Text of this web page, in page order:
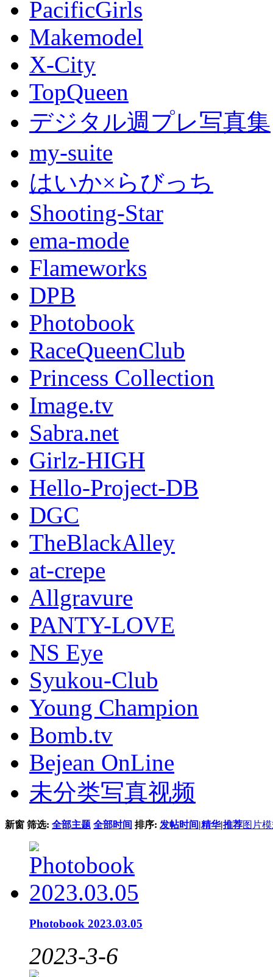
PacificGirls
Makemodel
X-City
TopQueen
デジタル週プレ写真集
my-suite
はいか×らびっち
Shooting-Star
ema-mode
Flameworks
DPB
Photobook
RaceQueenClub
Princess Collection
Image.tv
Sabra.net
Girlz-HIGH
Hello-Project-DB
DGC
TheBlackAlley
at-crepe
Allgravure
PANTY-LOVE
NS Eye
Syukou-Club
Young Champion
Bomb.tv
Bejean OnLine
未分类写真视频
新窗 筛选: 全部主题 全部时间 排序: 发帖时间|精华|推荐图片
Photobook 2023.03.05
2023-3-6